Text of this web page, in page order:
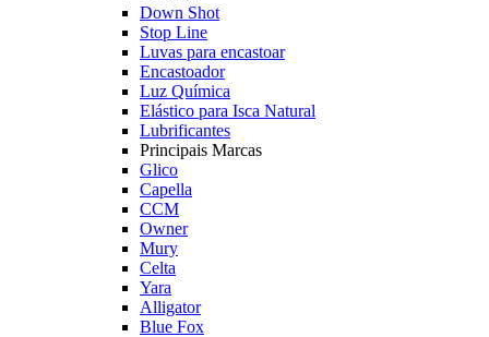
Down Shot
Stop Line
Luvas para encastoar
Encastoador
Luz Química
Elástico para Isca Natural
Lubrificantes
Principais Marcas
Glico
Capella
CCM
Owner
Mury
Celta
Yara
Alligator
Blue Fox